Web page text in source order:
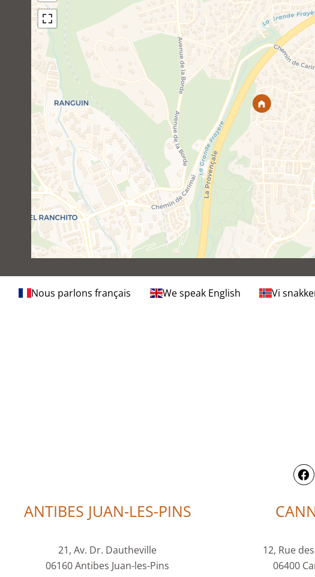
Nous parlons français We speak English Vi
ANTIBES JUAN-LES-PINS
21, Av. Dr. Dautheville
06160 Antibes Juan-les-Pins
12, Rue
06400